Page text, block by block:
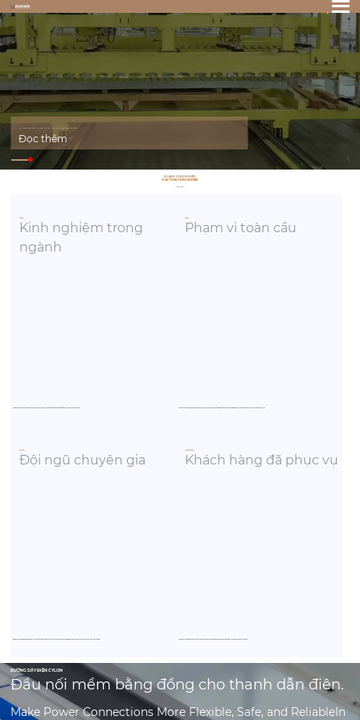
Cylon
Đọc thêm
XI LANH CÔNG NGHIỆP
VÌ AN TOÀN CÔNG NGHIỆP
26+
Kinh nghiệm trong
ngành
Tập đoàn Cylon đã xây dựng được nền tảng vững chắc trong ngành điện bằng sự đổi mới liên tục và dịch vụ đáng tin cậy.
60+
Phạm vi toàn cầu
Hoạt động trên nhiều quốc gia và khu vực, Cylon Group cung cấp các giải pháp phù hợp với từng địa phương trong khi vẫn duy trì các tiêu chuẩn toàn cầu.
100+
Đội ngũ chuyên gia
Đội ngũ chuyên gia giàu kinh nghiệm của chúng tôi sở hữu kiến thức chuyên sâu, cung cấp các giải pháp tiên tiến và hỗ trợ nhanh chóng trên toàn thế giới.
30000+
Khách hàng đã phục vụ
Tập đoàn Cylon đã giành được sự tin tưởng của hàng chục nghìn khách hàng nhờ sản phẩm chất lượng và dịch vụ chu đáo.
ĐƯỜNG DÂY ĐIỆN CYLON
Đầu nối mềm bằng đồng cho thanh dẫn điện.
Make Power Connections More Flexible, Safe, and ReliableIn